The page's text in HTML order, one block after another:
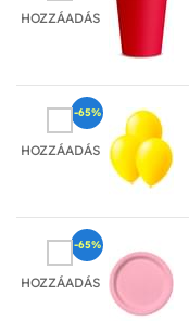
HOZZÁADÁS
HOZZÁADÁS
-65%
HOZZÁADÁS
-65%